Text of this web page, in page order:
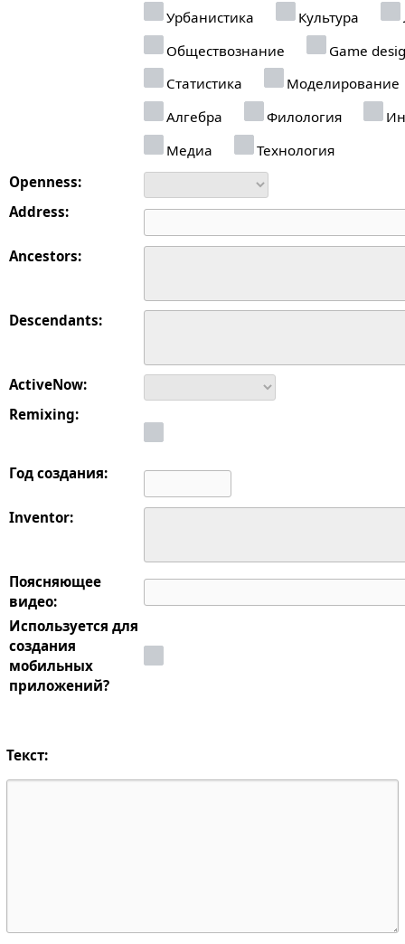
Урбанистика
Культура
Обществознание
Game
Статистика
Моделирование
Алгебра
Филология
Медиа
Технология
Openness:
Address:
Ancestors:
Descendants:
ActiveNow:
Remixing:
Год создания:
Inventor:
Поясняющее
видео:
Используется для
создания
мобильных
приложений?
Текст: